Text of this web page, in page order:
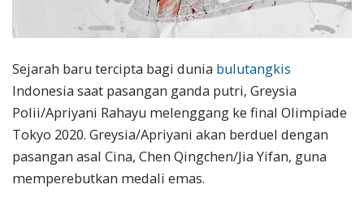
Sejarah baru tercipta bagi dunia bulutangkis
Indonesia saat pasangan ganda putri, Greysia
Polii/Apriyani Rahayu melenggang ke final Olimpiade
Tokyo 2020. Greysia/Apriyani akan berduel dengan
pasangan asal Cina, Chen Qingchen/Jia Yifan, guna
memperebutkan medali emas.